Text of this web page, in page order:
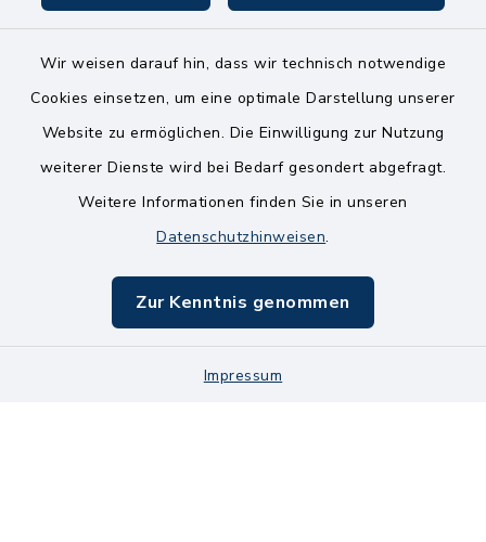
Wir weisen darauf hin, dass wir technisch notwendige
Cookies einsetzen, um eine optimale Darstellung unserer
Website zu ermöglichen. Die Einwilligung zur Nutzung
weiterer Dienste wird bei Bedarf gesondert abgefragt.
Weitere Informationen finden Sie in unseren
Datenschutzhinweisen.
Zur Kenntnis genommen
Impressum
Kontakt
Barrierefreiheit
Impressum
Sitemap